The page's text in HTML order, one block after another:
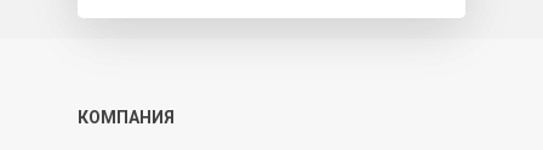
КОМПАНИЯ